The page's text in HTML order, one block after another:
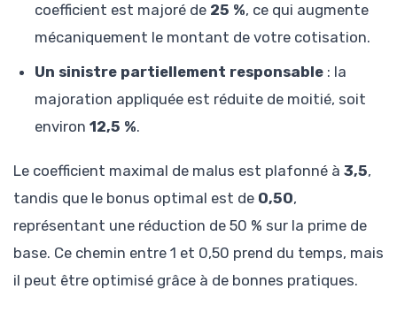
coefficient est majoré de 25 %, ce qui augmente
mécaniquement le montant de votre cotisation.
Un sinistre partiellement responsable : la
majoration appliquée est réduite de moitié, soit
environ 12,5 %.
Le coefficient maximal de malus est plafonné à 3,5,
tandis que le bonus optimal est de 0,50,
représentant une réduction de 50 % sur la prime de
base. Ce chemin entre 1 et 0,50 prend du temps, mais
il peut être optimisé grâce à de bonnes pratiques.